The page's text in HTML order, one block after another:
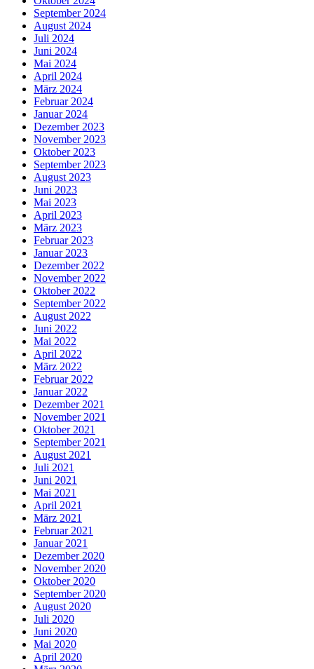
September 2024
August 2024
Juli 2024
Juni 2024
Mai 2024
April 2024
März 2024
Februar 2024
Januar 2024
Dezember 2023
November 2023
Oktober 2023
September 2023
August 2023
Juni 2023
Mai 2023
April 2023
März 2023
Februar 2023
Januar 2023
Dezember 2022
November 2022
Oktober 2022
September 2022
August 2022
Juni 2022
Mai 2022
April 2022
März 2022
Februar 2022
Januar 2022
Dezember 2021
November 2021
Oktober 2021
September 2021
August 2021
Juli 2021
Juni 2021
Mai 2021
April 2021
März 2021
Februar 2021
Januar 2021
Dezember 2020
November 2020
Oktober 2020
September 2020
August 2020
Juli 2020
Juni 2020
Mai 2020
April 2020